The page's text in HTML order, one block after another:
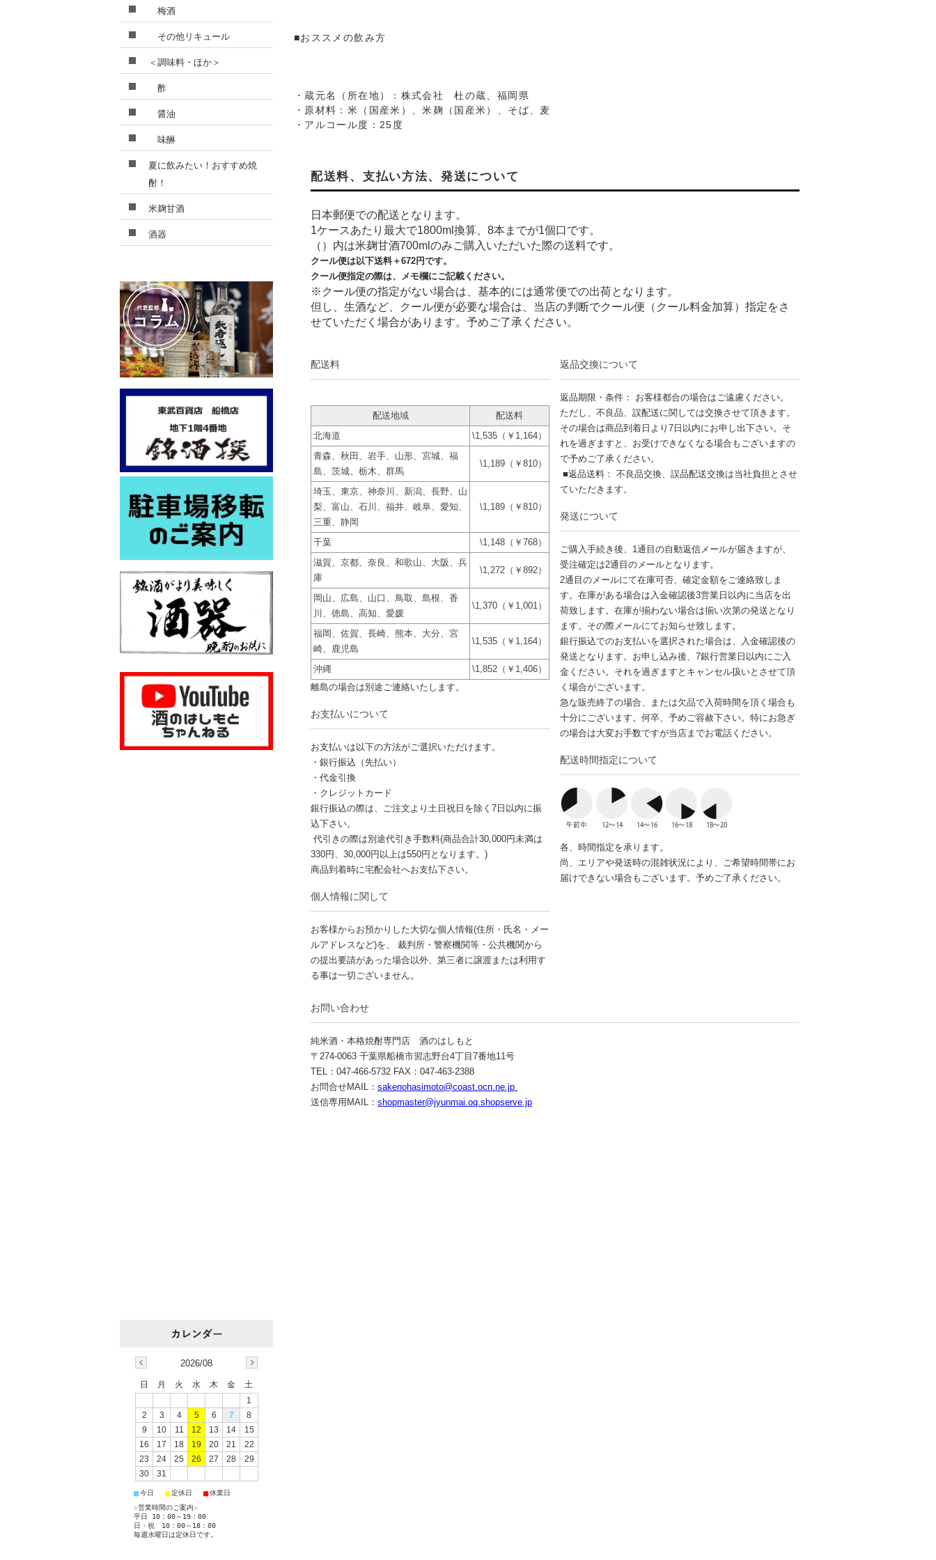
■おススメの飲み方
・蔵元名（所在地）：株式会社 杜の蔵、福岡県
・原材料：米（国産米）、米麹（国産米）、そば、麦
・アルコール度：25度
配送料、支払い方法、発送について
日本郵便での配送となります。
1ケースあたり最大で1800ml換算、8本までが1個口です。
（）内は米麹甘酒700mlのみご購入いただいた際の送料です。
クール便は以下送料＋672円です。
クール便指定の際は、メモ欄にご記載ください。
※クール便の指定がない場合は、基本的には通常便での出荷となります。
但し、生酒など、クール便が必要な場合は、当店の判断でクール便（クール料金加算）指定をさ
せていただく場合があります。予めご了承ください。
配送料
配送地域
配送料
北海道
\1,535（￥1,164）
青森、秋田、岩手、山形、宮城、福
島、茨城、栃木、群馬
\1,189（￥810）
埼玉、東京、神奈川、新潟、長野、山
梨、富山、石川、福井、岐阜、愛知、
三重、静岡
\1,189（￥810）
千葉
\1,148（￥768）
滋賀、京都、奈良、和歌山、大阪、兵
庫
\1,272（￥892）
岡山、広島、山口、鳥取、島根、香
川、徳島、高知、愛媛
\1,370（￥1,001）
福岡、佐賀、長崎、熊本、大分、宮
崎、鹿児島
\1,535（￥1,164）
沖縄
\1,852（￥1,406）
離島の場合は別途ご連絡いたします。
お支払いについて
お支払いは以下の方法がご選択いただけます。
・銀行振込（先払い）
・代金引換
・クレジットカード
銀行振込の際は、ご注文より土日祝日を除く7日以内に振
込下さい。
代引きの際は別途代引き手数料(商品合計30,000円未満は
330円、30,000円以上は550円となります。)
商品到着時に宅配会社へお支払下さい。
個人情報に関して
お客様からお預かりした大切な個人情報(住所・氏名・メー
ルアドレスなど)を、 裁判所・警察機関等・公共機関から
の提出要請があった場合以外、第三者に譲渡または利用す
る事は一切ございません。
返品交換について
返品期限・条件： お客様都合の場合はご遠慮ください。
ただし、不良品、誤配送に関しては交換させて頂きます。
その場合は商品到着日より7日以内にお申し出下さい。そ
れを過ぎますと、お受けできなくなる場合もございますの
で予めご了承ください。
■返品送料： 不良品交換、誤品配送交換は当社負担とさせ
ていただきます。
発送について
ご購入手続き後、1通目の自動返信メールが届きますが、
受注確定は2通目のメールとなります。
2通目のメールにて在庫可否、確定金額をご連絡致しま
す。在庫がある場合は入金確認後3営業日以内に当店を出
荷致します。在庫が揃わない場合は揃い次第の発送となり
ます。その際メールにてお知らせ致します。
銀行振込でのお支払いを選択された場合は、入金確認後の
発送となります。お申し込み後、7銀行営業日以内にご入
金ください。それを過ぎますとキャンセル扱いとさせて頂
く場合がございます。
急な販売終了の場合、または欠品で入荷時間を頂く場合も
十分にございます。何卒、予めご容赦下さい。特にお急ぎ
の場合は大変お手数ですが当店までお電話ください。
配送時間指定について
各、時間指定を承ります。
尚、エリアや発送時の混雑状況により、ご希望時間帯にお
届けできない場合もございます。予めご了承ください。
お問い合わせ
純米酒・本格焼酎専門店 酒のはしもと
〒274-0063 千葉県船橋市習志野台4丁目7番地11号
TEL：047-466-5732 FAX：047-463-2388
お問合せMAIL： sakenohasimoto@coast.ocn.ne.jp
送信専用MAIL： shopmaster@jyunmai.oq.shopserve.jp
梅酒
その他リキュール
＜調味料・ほか＞
酢
醤油
味醂
夏に飲みたい！おすすめ焼
酎！
米麹甘酒
酒器
2026/08
日 月 火 水 木 金
土
1
2
3 4 5 6 7
8
9
10 11 12 13 14
15
16
17 18 19 20 21
22
23
24 25 26 27 28
29
30
31
■今日 ■定休日 ■休業日
☆営業時間のご案内☆
平日 10：00～19：00
日・祝 10：00～18：00
毎週水曜日は定休日です。